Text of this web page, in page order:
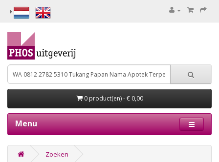
0 product(en) - € 0,00
Menu
Zoeken